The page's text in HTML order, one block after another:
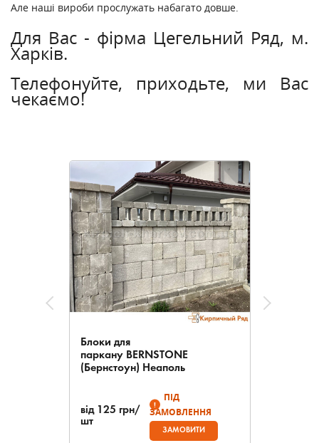
Але наші вироби прослужать набагато довше.
Для Вас - фірма Цегельний Ряд, м.
Харків.
Телефонуйте, приходьте, ми Вас
чекаємо!
Блоки для
паркану BERNSTONE
(Бернстоун) Неаполь
від 125 грн/
шт
ПІД
ЗАМОВЛЕННЯ
ЗАМОВИТИ